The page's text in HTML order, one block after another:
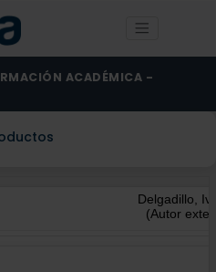
ACADÉMICA -
Delgadillo,
(Autor